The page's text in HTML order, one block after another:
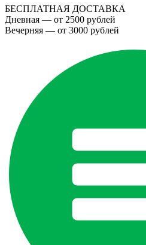
БЕСПЛАТНАЯ ДОСТАВКА
Дневная — от 2500 рублей
Вечерняя — от 3000 рублей